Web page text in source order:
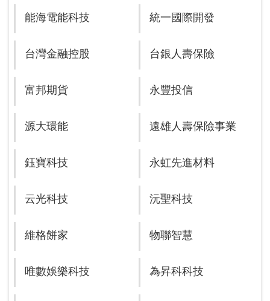
能海電能科技 統一國際開發
台灣金融控股 台銀人壽保險
富邦期貨 永豐投信
源大環能 遠雄人壽保險事業
鈺寶科技 永虹先進材料
云光科技 沅聖科技
維格餅家 物聯智慧
唯數娛樂科技 為昇科科技